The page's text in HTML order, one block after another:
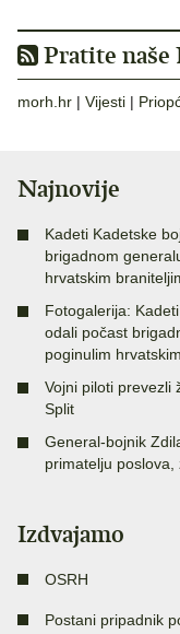
Pratite naše
morh.hr | Vijesti |
Najnovije
Kadeti Kadetske
brigadnom
hrvatskim
Fotogalerija:
odali počast
poginulim
Vojni piloti prevezli
Split
General-bojnik
primatelju
Izdvajamo
OSRH
Postani pripadnik